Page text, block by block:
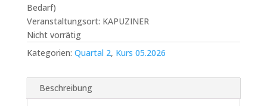
Bedarf)
Veranstaltungsort: KAPUZINER
Nicht vorrätig
Kategorien: Quartal 2, Kurs 05.2026
Beschreibung